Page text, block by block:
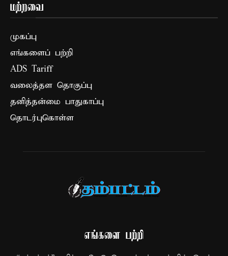
மற்றவை
முகப்பு
எங்களைப் பற்றி
ADS Tariff
வலைத்தள தொகுப்பு
தனித்தன்மை பாதுகாப்பு
தொடர்புகொள்ள
எங்களை பற்றி